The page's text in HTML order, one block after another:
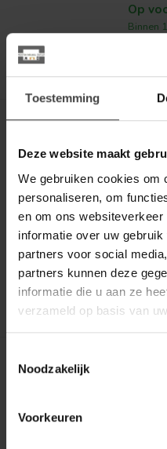
Toestemming
Deze website maakt
We gebruiken cookies om
personaliseren, om
en om ons
informatie over uw
partners voor social
partners kunnen deze
informatie die u aan ze
verzameld op basis van
Noodzakelijk
Voorkeuren
Op
Binnen
trendy
Op